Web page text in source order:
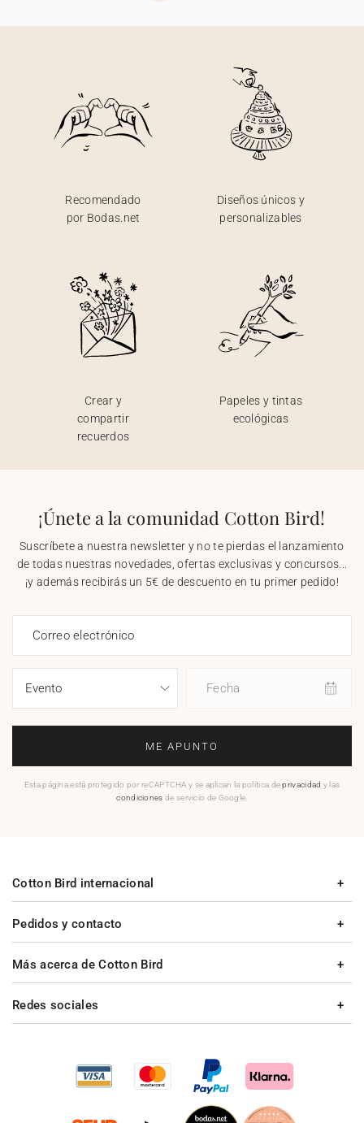
Recomendado
por Bodas.net
Diseños únicos y
personalizables
Crear y
compartir
recuerdos
Papeles y tintas
ecológicas
¡Únete a la comunidad Cotton Bird!
Suscríbete a nuestra newsletter y no te pierdas el lanzamiento
de todas nuestras novedades, ofertas exclusivas y concursos...
¡y además recibirás un 5€ de descuento en tu primer pedido!
Correo electrónico
Fecha
ME APUNTO
Esta página está protegido por reCAPTCHA y se aplican la política deprivacidad y las
condiciones de servicio de Google.
Pedidos y contacto
Más acerca de Cotton Bird
Cotton Bird internacional
Redes sociales